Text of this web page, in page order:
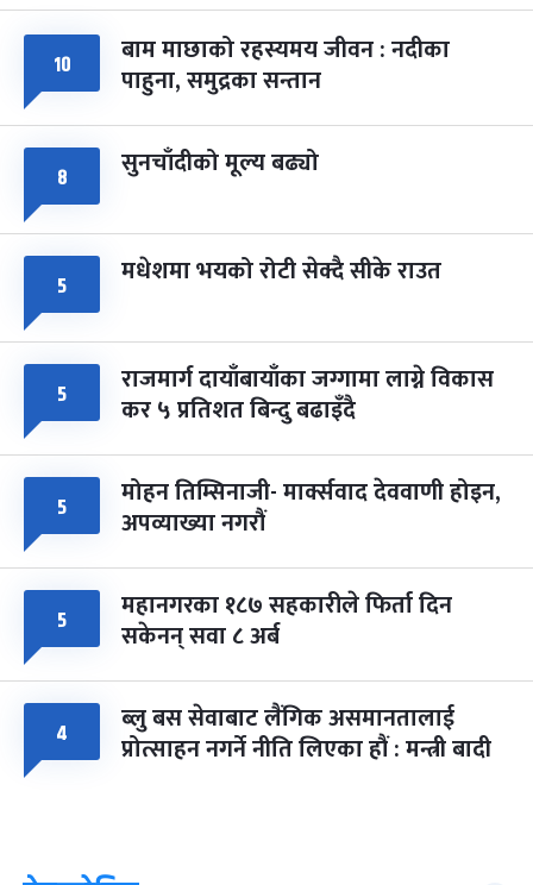
८ फागुपूर्णिमा
चैत्र ८, २०८३-Mar 22, 2027
७ महिना बाँकी
१० बाम माछाको रहस्यमय जीवन : नदीका
पाहुना, समुद्रका सन्तान
८ सुनचाँदीको मूल्य बढ्यो
५ मधेशमा भयको रोटी सेक्दै सीके राउत
५ राजमार्ग दायाँबायाँका जग्गामा लाग्ने विकास
कर ५ प्रतिशत बिन्दु बढाइँदै
५ मोहन तिम्सिनाजी- मार्क्सवाद देववाणी होइन,
अपव्याख्या नगरौं
५ महानगरका १८७ सहकारीले फिर्ता दिन
सकेनन् सवा ८ अर्ब
४ ब्लु बस सेवाबाट लैंगिक असमानतालाई
प्रोत्साहन नगर्ने नीति लिएका हौं : मन्त्री बादी